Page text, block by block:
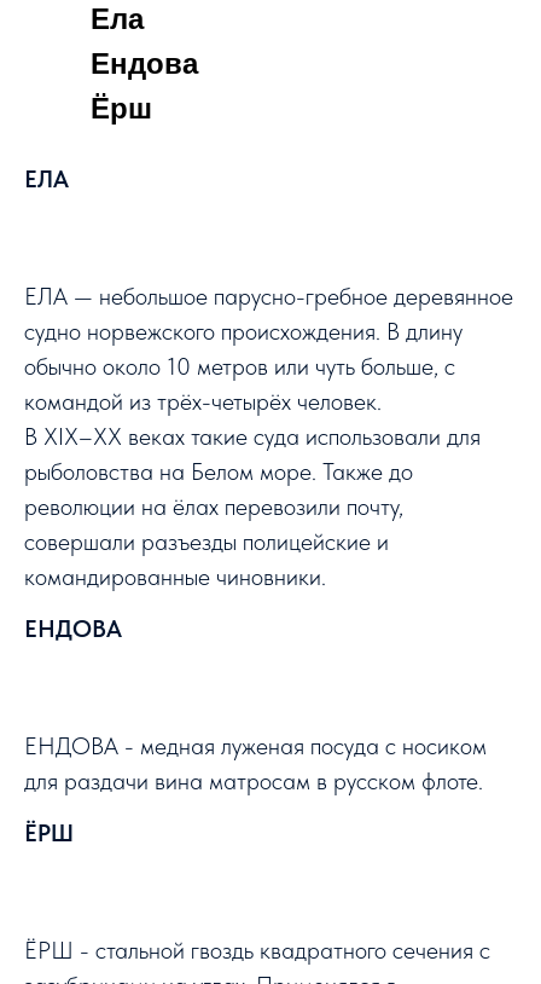
Ендова
Ела
Ёрш
ЕЛА
ЕЛА — небольшое парусно-гребное деревянное
судно норвежского происхождения. В длину
обычно около 10 метров или чуть больше, с
командой из трёх-четырёх человек.
В XIX–XX веках такие суда использовали для
рыболовства на Белом море. Также до
революции на ёлах перевозили почту,
совершали разъезды полицейские и
командированные чиновники.
ЕНДОВА
ЕНДОВА - медная луженая посуда с носиком
для раздачи вина матросам в русском флоте.
ЁРШ
ЁРШ - стальной гвоздь квадратного сечения с